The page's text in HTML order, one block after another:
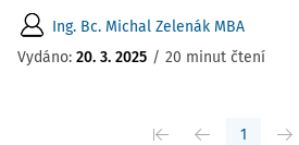
Ing. Bc. Michal Zelenák MBA
Vydáno: 20. 3. 2025 / 20 minut čtení
1